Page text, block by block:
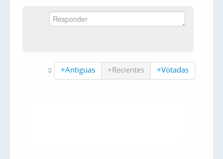
+Antiguas +Recientes +Votadas